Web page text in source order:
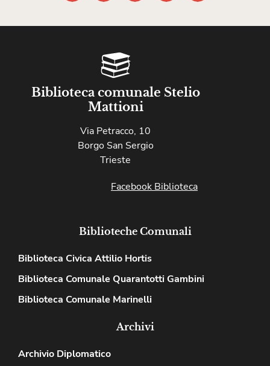
Biblioteca comunale Stelio
Mattioni
Via Petracco, 10
Borgo San Sergio
Trieste
Facebook Biblioteca
Biblioteche Comunali
Biblioteca Civica Attilio Hortis
Biblioteca Comunale Quarantotti Gambini
Biblioteca Comunale Marinelli
Archivi
Archivio Diplomatico